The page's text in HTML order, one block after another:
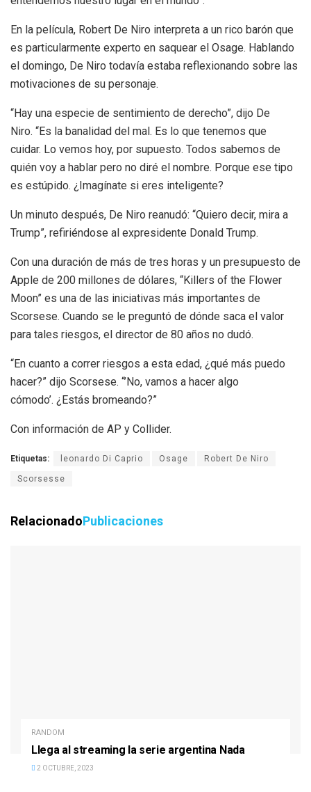
En la película, Robert De Niro interpreta a un rico barón que
es particularmente experto en saquear el Osage. Hablando
el domingo, De Niro todavía estaba reflexionando sobre las
motivaciones de su personaje.
“Hay una especie de sentimiento de derecho”, dijo De
Niro. “Es la banalidad del mal. Es lo que tenemos que
cuidar. Lo vemos hoy, por supuesto. Todos sabemos de
quién voy a hablar pero no diré el nombre. Porque ese tipo
es estúpido. ¿Imagínate si eres inteligente?
Un minuto después, De Niro reanudó: “Quiero decir, mira a
Trump”, refiriéndose al expresidente Donald Trump.
Con una duración de más de tres horas y un presupuesto de
Apple de 200 millones de dólares, “Killers of the Flower
Moon” es una de las iniciativas más importantes de
Scorsese. Cuando se le preguntó de dónde saca el valor
para tales riesgos, el director de 80 años no dudó.
“En cuanto a correr riesgos a esta edad, ¿qué más puedo
hacer?” dijo Scorsese. “’No, vamos a hacer algo
cómodo’. ¿Estás bromeando?”
Con información de AP y Collider.
Etiquetas: leonardo Di Caprio Osage Robert De Niro
Scorsesse
RelacionadoPublicaciones
RANDOM
Llega al streaming la serie argentina Nada
2 OCTUBRE, 2023